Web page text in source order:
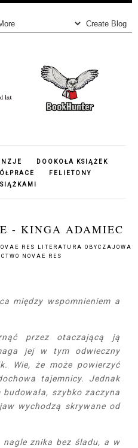
DOOKOŁA KSIĄŻEK
FELIETONY
- KINGA ADAMIEC
RES LITERATURA OBYCZAJOWA
NOVAE RES
między wspomnieniem a
przez otaczającą ją
jej w tym odwieczny
Wie, że może powierzyć
tajemnicy. Jednak
szybko zaczyna
wychodzą skrywane od
nagle znika bez śladu, a w